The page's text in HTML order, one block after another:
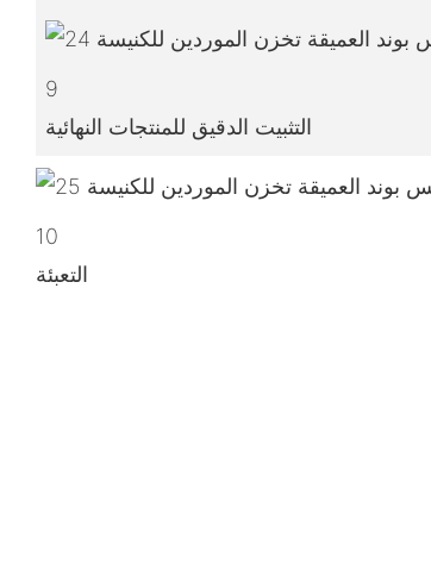
9
التثبيت الدقيق للمنتجات النهائية
10
التعبئة